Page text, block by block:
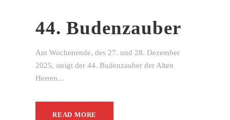
44. Budenzauber
Am Wochenende, des 27. und 28. Dezember
2025, steigt der 44. Budenzauber der Alten
Herren...
READ MORE